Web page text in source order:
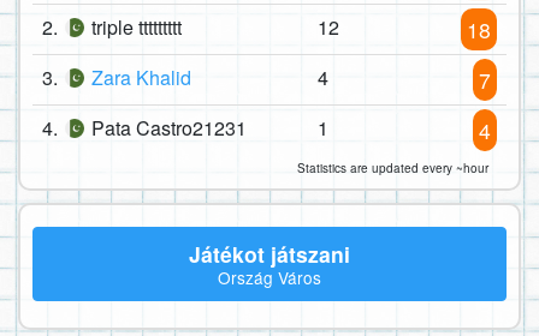
2. triple ttttttttt 12 18
3. Zara Khalid 4 7
4. Pata Castro21231 1 4
Statistics are updated every ~hour
Játékot játszani
Ország Város